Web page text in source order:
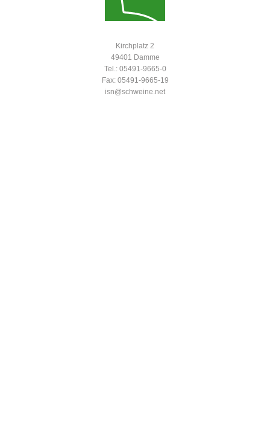
Kirchplatz 2
49401 Damme
Tel.: 05491-9665-0
Fax: 05491-9665-19
isn@schweine.net